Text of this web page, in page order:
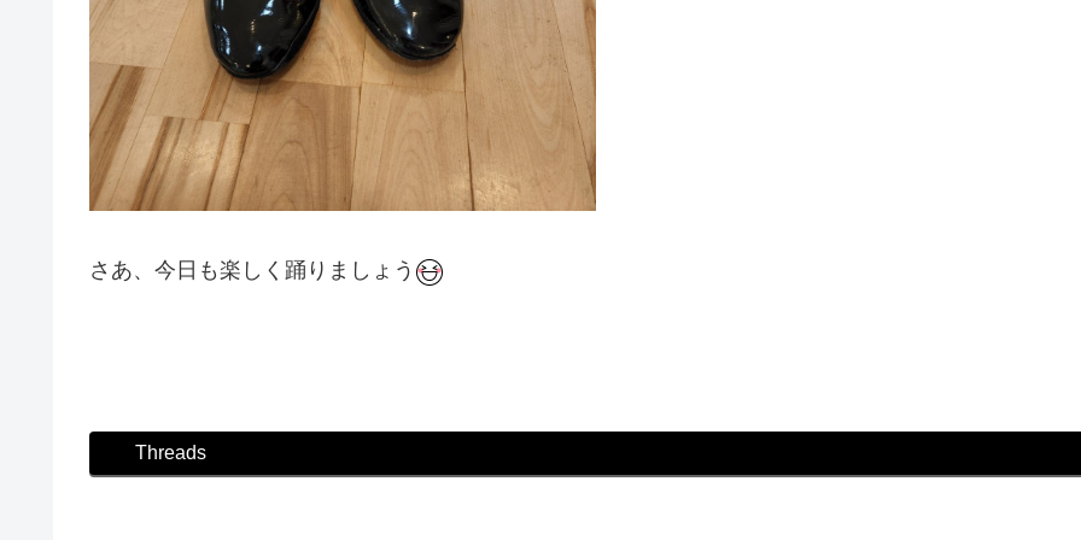
さあ、今日も楽しく踊りましょう
Threads